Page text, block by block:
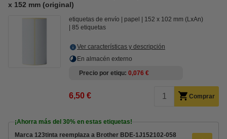
x 152 mm (original)
etiquetas de envío papel
152 x 102 mm (LxAn)
85 etiquetas
Ver características y descripción
En almacén externo
Precio por etiqu 0,076 €
6,50 € Comprar
¡Ahorra más del 30% en estas etiquetas!
Marca 123tinta reemplaza a Brother BDE-1J152102-058